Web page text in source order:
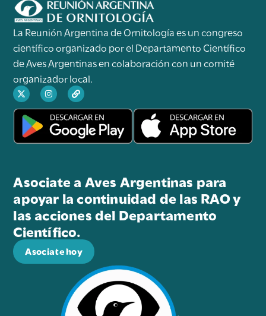
La Reunión Argentina de Ornitología es un congreso
científico organizado por el Departamento Científico
de Aves Argentinas en colaboración con un comité
organizador local.
Asociate a Aves Argentinas para
apoyar la continuidad de las RAO y
las acciones del Departamento
Científico.
Asociate hoy